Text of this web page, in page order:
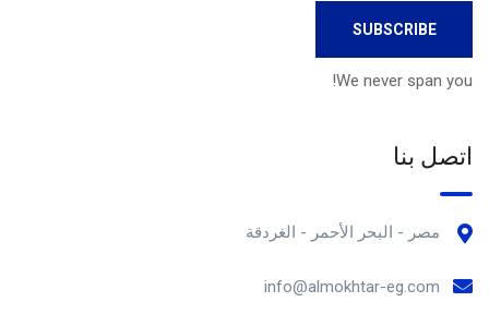
We never span you!
اتصل بنا
مصر - البحر الأحمر - الغردقة
info@almokhtar-eg.com